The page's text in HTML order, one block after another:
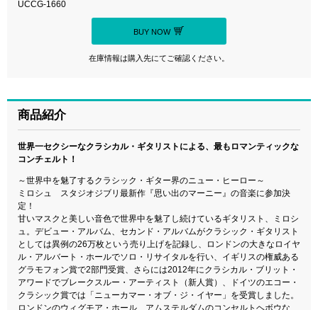
UCCG-1660
BUY NOW
在庫情報は購入先にてご確認ください。
商品紹介
世界一セクシーなクラシカル・ギタリストによる、最もロマンティックな
コンチェルト！
～世界中を魅了するクラシック・ギター界のニュー・ヒーロー～
ミロシュ スタジオジブリ最新作『思い出のマーニー』の音楽に参加決
定！
甘いマスクと美しい音色で世界中を魅了し続けているギタリスト、ミロシ
ュ。デビュー・アルバム、セカンド・アルバムがクラシック・ギタリスト
としては異例の26万枚という売り上げを記録し、ロンドンの大きなロイヤ
ル・アルバート・ホールでソロ・リサイタルを行い、イギリスの権威ある
グラモフォン賞で2部門受賞、さらには2012年にクラシカル・ブリット・
アワードでブレークスルー・アーティスト（新人賞）、ドイツのエコー・
クラシック賞では「ニューカマー・オブ・ジ・イヤー」を受賞しました。
ロンドンのウィグモア・ホール、アムステルダムのコンセルトヘボウな